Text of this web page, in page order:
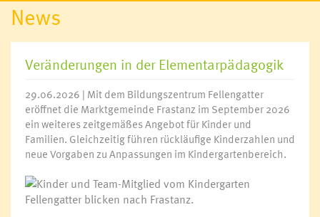
News
Veränderungen in der Elementarpädagogik
29.06.2026 | Mit dem Bildungszentrum Fellengatter
eröffnet die Marktgemeinde Frastanz im September 2026
ein weiteres zeitgemäßes Angebot für Kinder und
Familien. Gleichzeitig führen rückläufige Kinderzahlen und
neue Vorgaben zu Anpassungen im Kindergartenbereich.